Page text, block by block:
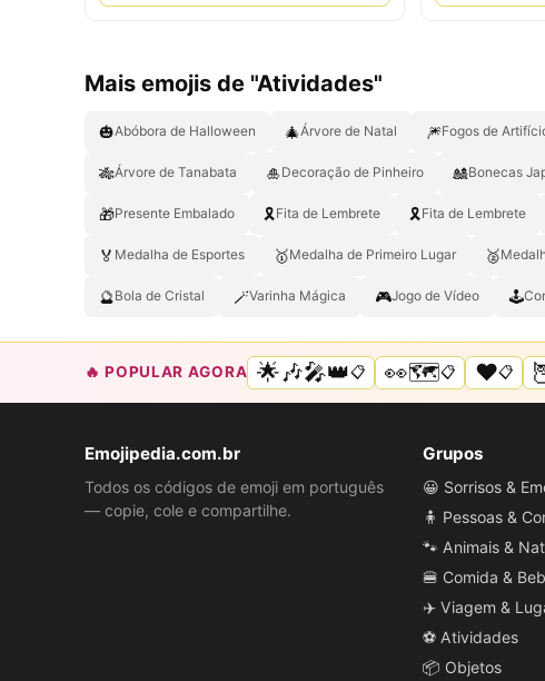
Mais emojis de "Atividades"
🎃Abóbora de Halloween 🎄Árvore de Natal 🎆Fogos de
🎋Árvore de Tanabata 🎍Decoração de Pinheiro 🎎Bonecas
🎁Presente Embalado 🎗️Fita de Lembrete 🎗Fita de Lembrete
🏅 Medalha de Esportes 🥇Medalha de Primeiro Lugar 🥈
🔮Bola de Cristal 🪄Varinha Mágica 🎮Jogo de Vídeo 🕹️
🔥 POPULAR AGORA 🌟🎶🎤👑📋 👀🗺️📋 ❤️📋
Emojipedia.com.br
Todos os códigos de emoji em português
— copie, cole e compartilhe.
Grupos
😀 Sorrisos &
🧍 Pessoas &
🐾 Animais &
🍔 Comida &
✈️ Viagem &
⚽ Atividades
📦 Objetos